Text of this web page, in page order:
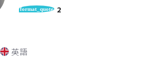
format_quote 2
英語